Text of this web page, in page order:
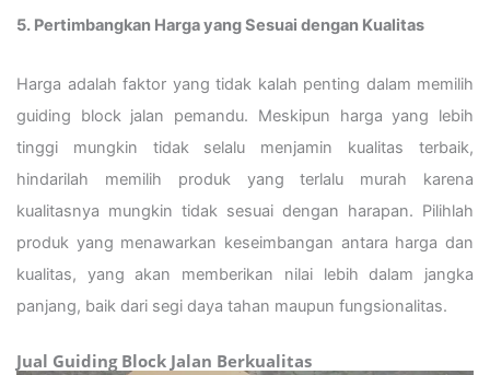
5. Pertimbangkan Harga yang Sesuai dengan Kualitas
Harga adalah faktor yang tidak kalah penting dalam memilih
guiding block jalan pemandu. Meskipun harga yang lebih
tinggi mungkin tidak selalu menjamin kualitas terbaik,
hindarilah memilih produk yang terlalu murah karena
kualitasnya mungkin tidak sesuai dengan harapan. Pilihlah
produk yang menawarkan keseimbangan antara harga dan
kualitas, yang akan memberikan nilai lebih dalam jangka
panjang, baik dari segi daya tahan maupun fungsionalitas.
Jual Guiding Block Jalan Berkualitas